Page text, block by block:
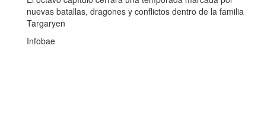
nuevas batallas, dragones y conflictos dentro de la familia
Targaryen
Infobae